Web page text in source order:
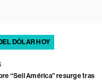
DÓLAR HOY
“Sell América” resurge tras